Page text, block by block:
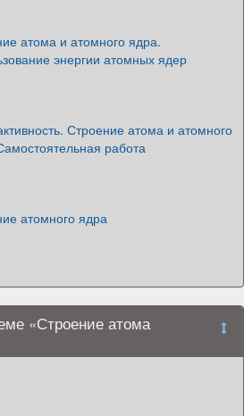
атома и атомного ядра.
энергии атомных ядер
Строение атома и атомного
работа
атомного ядра
«Строение атома